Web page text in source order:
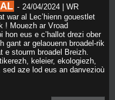
- 24/04/2024 | WR
war al Lec’hienn gouestlet
! Mouezh ar Vroad
hon eus e c’hallot drezi ober
gant ar gelaouenn broadel-rik
e stourm broadel Breizh.
keleier, ekologiezh,
sed aze lod eus an danvezioù